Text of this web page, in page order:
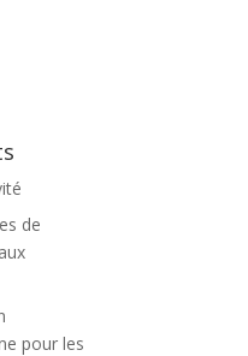
de
pour les